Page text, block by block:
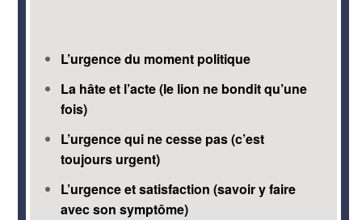
L’urgence du moment politique
La hâte et l’acte (le lion ne bondit qu’une
fois)
L’urgence qui ne cesse pas (c’est
toujours urgent)
L’urgence et satisfaction (savoir y faire
avec son symptôme)